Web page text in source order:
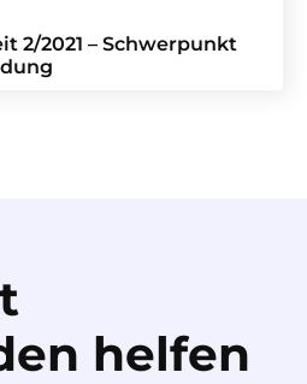
2/2021 – Schwerpunkt
helfen